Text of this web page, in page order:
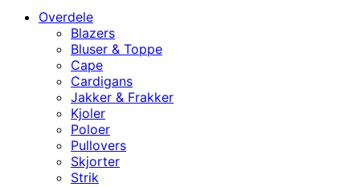
Overdele
Blazers
Bluser & Toppe
Cape
Cardigans
Jakker & Frakker
Kjoler
Poloer
Pullovers
Skjorter
Strik